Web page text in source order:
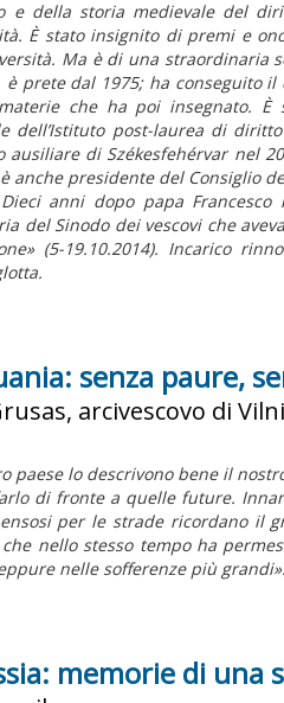
e della storia medievale del
È stato insignito di premi e
Ma è di una straordinaria
prete dal 1975; ha conseguito
che ha poi insegnato. È
dell’Istituto post-laurea di
ausiliare di Székesfehérvar nel
anche presidente del Consiglio
anni dopo papa
del Sinodo dei vescovi che
(5-19.10.2014). Incarico
senza paure,
arcivescovo di
paese lo descrivono bene il
di fronte a quelle future.
per le strade ricordano il
nello stesso tempo ha
nelle sofferenze più grandi».
memorie di una